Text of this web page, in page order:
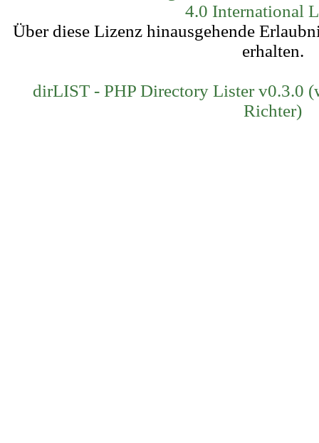
4.0 International
Über diese Lizenz hinausgehende
erhalten.
dirLIST - PHP Directory Lister v0.3.0
Richter)